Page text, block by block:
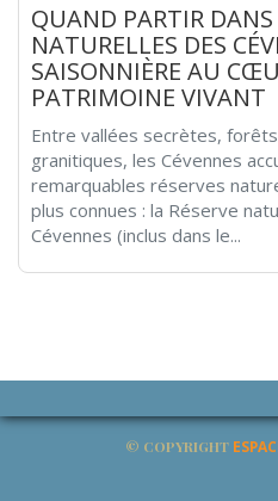
QUAND PARTIR DANS
NATURELLES DES
SAISONNIÈRE AU
PATRIMOINE VIVANT
Entre vallées secrètes,
granitiques, les Cévennes
remarquables réserves
plus connues : la Réserve
Cévennes (inclus dans le...
© COPYRIGHT